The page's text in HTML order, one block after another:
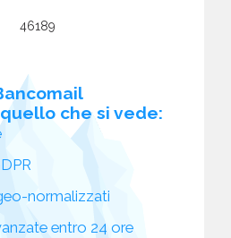
46189
che si vede:
normalizzati
entro 24 ore